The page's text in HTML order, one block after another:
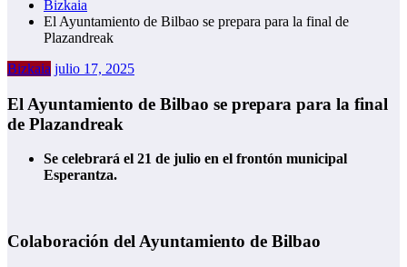
Bizkaia
El Ayuntamiento de Bilbao se prepara para la final de
Plazandreak
Bizkaia julio 17, 2025
El Ayuntamiento de Bilbao se prepara para la final
de Plazandreak
Se celebrará el 21 de julio en el frontón municipal
Esperantza.
Colaboración del Ayuntamiento de Bilbao